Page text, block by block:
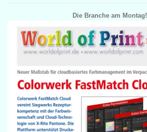
Die Branche am Montag!